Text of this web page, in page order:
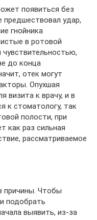
появиться без
предшествовал удар,
гнойника
в ротовой
до конца
отек могут
Опухшая
визита к врачу, и в
к стоматологу, так
полости, при
как раз сильная
рассматриваемое
причины. Чтобы
подобрать
выявить, из-за